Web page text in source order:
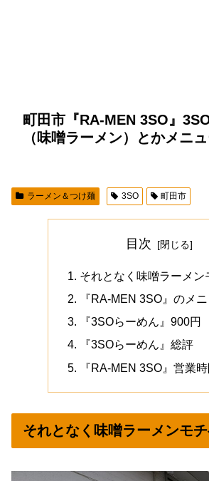
町田市『RA-MEN 3SO』
（味噌ラーメン）とかメニ
ラーメン＆つけ麺 3SO 町田市
目次
それとなく味噌ラーメン
『RA-MEN 3SO』のメ
『3SOらーめん』900円
『3SOらーめん』総評
『RA-MEN 3SO』営業
それとなく味噌ラーメンモチ